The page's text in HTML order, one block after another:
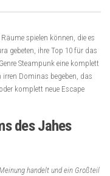
spielen können, die es
gebeten, ihre Top 10 für das
Steampunk eine komplett
irren Dominas begeben, das
komplett neue Escape
des Jahes
handelt und ein Großteil